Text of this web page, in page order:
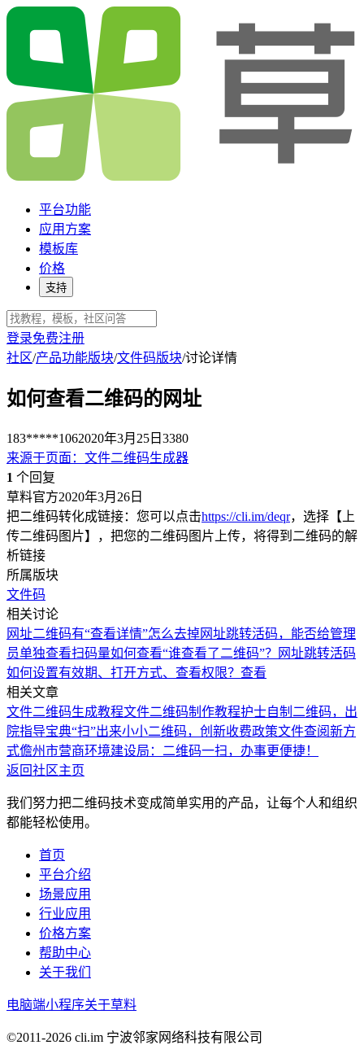
平台功能
应用方案
模板库
价格
支持
登录免费注册
社区/产品功能版块/文件码版块/讨论详情
如何查看二维码的网址
183*****1062020年3月25日 3380
来源于页面 ： 文件二维码生成器
1 个回复
草料官方2020年3月26日
把二维码转化成链接：您可以点击https://cli.im/deqr，选择【上
传二维码图片】，把您的二维码图片上传，将得到二维码的解
析链接
所属版块
文件码
相关讨论
网址二维码有“查看详情”怎么去掉网址跳转活码，能否给管理
员单独查看扫码量如何查看“谁查看了二维码”？
网址跳转活码
如何设置有效期、打开方式、查看权限？ 查看
相关文章
文件二维码生成教程文件二维码制作教程护士自制二维码，出
院指导宝典“扫”出来小小二维码，创新收费政策文件查阅新方
式儋州市营商环境建设局：二维码一扫，办事更便捷！
返回社区主页
我们努力把二维码技术变成简单实用的产品，让每个人和组织
都能轻松使用。
首页
平台介绍
场景应用
行业应用
价格方案
帮助中心
关于我们
电脑端小程序关于草料
©2011-2026 cli.im 宁波邻家网络科技有限公司